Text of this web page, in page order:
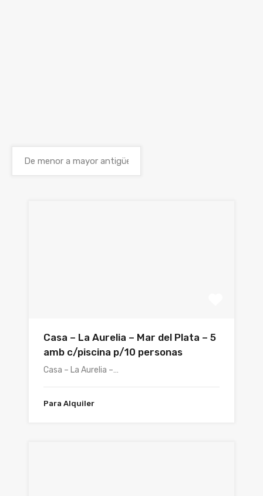
Casa – La Aurelia – Mar del Plata – 5
amb c/piscina p/10 personas
Casa – La Aurelia –…
Para Alquiler